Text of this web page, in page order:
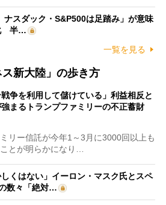
ナスダック・S&P500は足踏み」が意味
半…
一覧を見る
新大陸」の歩き方
戦争を利用して儲けている」利益相反と
まるトランプファミリーの不正蓄財
リー信託が今年1～3月に3000回以上も
とが明らかになり…
しくはない」イーロン・マスク氏とスペ
数々「絶対…